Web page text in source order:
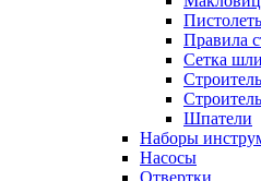
Правила
Сетка
Шпатели
Наборы
Насосы
Отвертки